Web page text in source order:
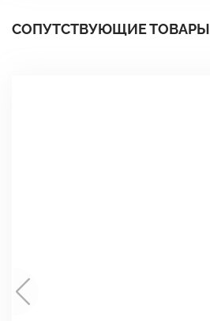
СОПУТСТВУЮЩИЕ ТОВАРЫ